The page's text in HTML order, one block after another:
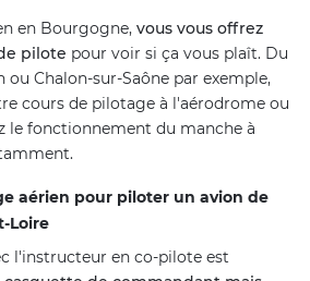
en Bourgogne, vous vous offrez
pilote pour voir si ça vous plaît. Du
ou Chalon-sur-Saône par exemple,
cours de pilotage à l'aérodrome ou
le fonctionnement du manche à
aérien pour piloter un avion de
Loire
l'instructeur en co-pilote est